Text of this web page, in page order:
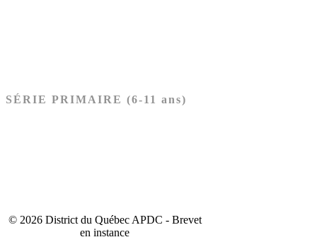
SÉRIE PRIMAIRE (6-11 ans)
© 2026 District du Québec APDC - Brevet
en instance